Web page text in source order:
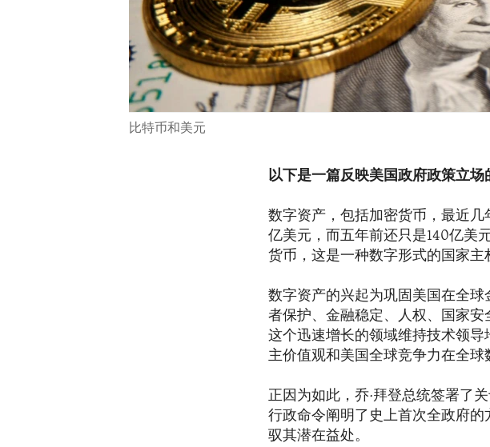
比特币和美元
以下是一篇反映美国政府政策立场
数字资产，包括加密货币，最近几
亿美元，而五年前还只是140亿美
货币，这是一种数字形式的国家主
数字资产的兴起为巩固美国在全
者保护、金融稳定、人权、国家
这个迅速增长的领域维持技术领
主价值观和美国全球竞争力在全球
正因为如此，乔·拜登总统签署了
行政命令阐明了史上首次全政府
驭其潜在益处。